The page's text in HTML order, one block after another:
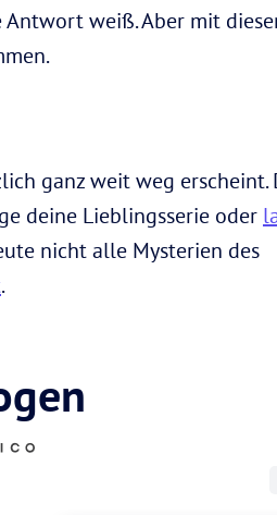
weiß. Aber mit
ganz weit weg erscheint.
deine Lieblingsserie oder
nicht alle Mysterien des
.